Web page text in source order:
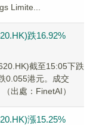
Limite...
跌16.92%
截至15:05下跌
0.055港元。成交
出處：FinetAI）
漲15.25%